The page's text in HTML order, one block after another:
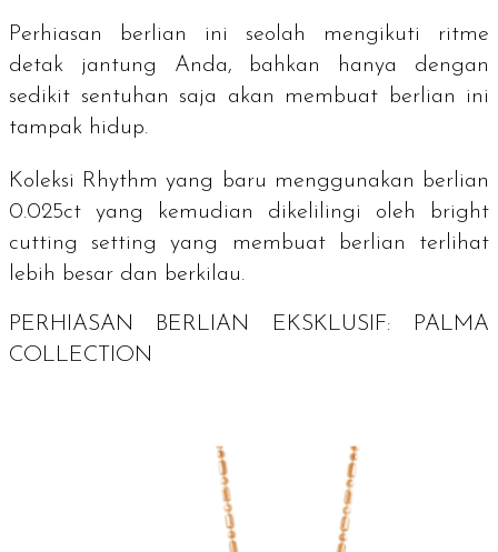
Perhiasan berlian ini seolah mengikuti ritme
detak jantung Anda, bahkan hanya dengan
sedikit sentuhan saja akan membuat berlian ini
tampak hidup.
Koleksi Rhythm yang baru menggunakan berlian
0.025ct yang kemudian dikelilingi oleh bright
cutting setting
yang membuat berlian terlihat
lebih besar dan berkilau.
PERHIASAN BERLIAN EKSKLUSIF: PALMA
COLLECTION